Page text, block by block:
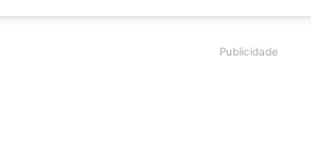
Publicidade